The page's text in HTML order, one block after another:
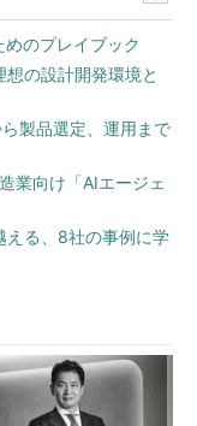
のプレイブック
の設計開発環境と
製品選定、運用まで
業向け「AIエージェ
える、8社の事例に学